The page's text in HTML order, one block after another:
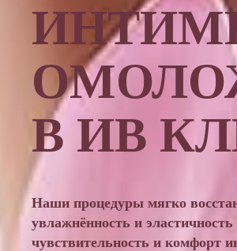
В ИВ
Наши процедуры мягко
увлажнённость и
чувствительность и комфорт